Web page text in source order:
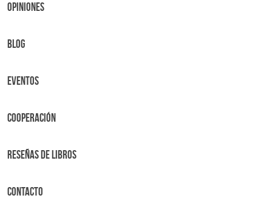
OPINIONES
BLOG
Eventos
Cooperación
Reseñas de libros
Contacto